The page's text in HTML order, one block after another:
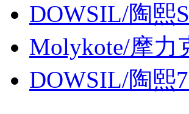
DOWSIL/陶熙
Molykote/摩力
DOWSIL/陶熙